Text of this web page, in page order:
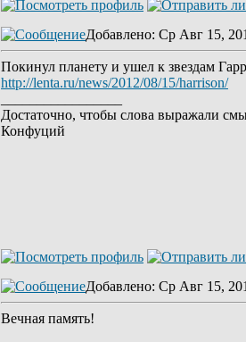
Добавлено: Ср Авг 15,
Покинул планету и ушел к звездам
http://lenta.ru/news/2012/08/15/harrison/
Достаточно, чтобы слова выражали
Конфуций
Добавлено: Ср Авг 15,
Вечная память!